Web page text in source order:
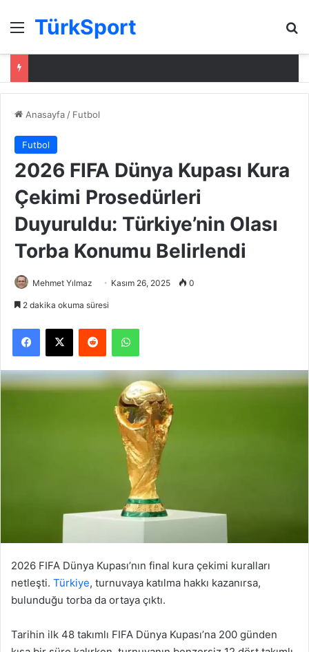
Menü
TürkSport
Anasayfa / Futbol
Futbol
2026 FIFA Dünya Kupası Kura
Çekimi Prosedürleri
Duyuruldu: Türkiye’nin Olası
Torba Konumu Belirlendi
Mehmet Yılmaz Kasım 26, 2025 0
2 dakika okuma süresi
Facebook
X Reddit WhatsApp
2026 FIFA Dünya Kupası’nın final kura çekimi kuralları
netleşti. Türkiye, turnuvaya katılma hakkı kazanırsa,
bulunduğu torba da ortaya çıktı.
Tarihin ilk 48 takımlı FIFA Dünya Kupası’na 200 günden